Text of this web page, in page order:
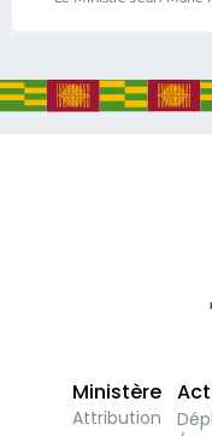
Ministère
Attribution